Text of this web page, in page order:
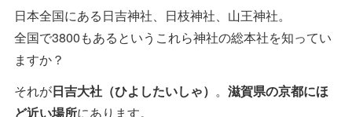
日本全国にある日吉神社、日枝神社、山王神社。
全国で3800もあるというこれら神社の総本社を知ってい
ますか？
それが日吉大社（ひよしたいしゃ） 。 滋賀県の京都にほ
ど近い場所にあります。